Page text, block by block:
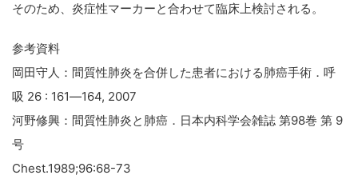
そのため、炎症性マーカーと合わせて臨床上検討される。
参考資料
岡田守人：間質性肺炎を合併した患者における肺癌手術．呼
吸 26 : 161―164, 2007
河野修興：間質性肺炎と肺癌．日本内科学会雑誌 第98巻 第 9
号
Chest.1989;96:68-73